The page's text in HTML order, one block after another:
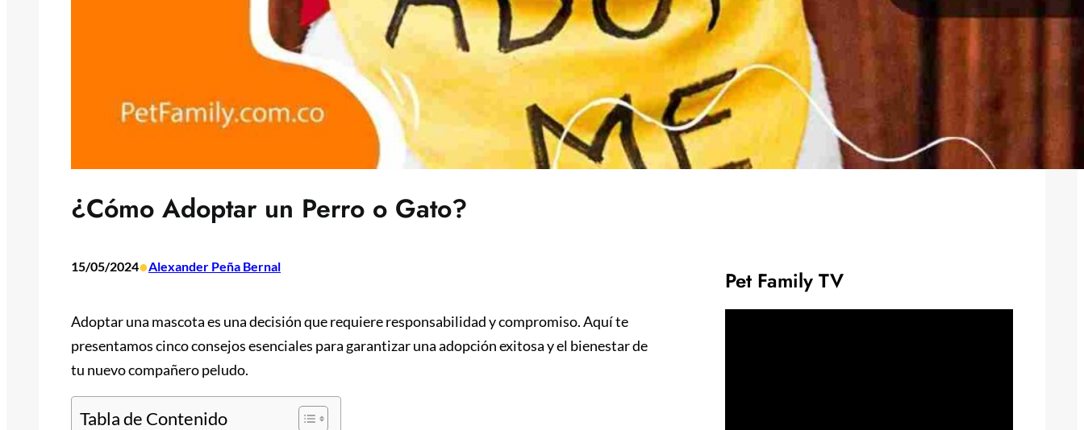
¿Cómo Adoptar un Perro o Gato?
15/05/2024•Alexander Peña Bernal
Adoptar una mascota es una decisión que requiere responsabilidad y compromiso. Aquí te
presentamos cinco consejos esenciales para garantizar una adopción exitosa y el bienestar de
tu nuevo compañero peludo.
Tabla de Contenido
Pet Family TV